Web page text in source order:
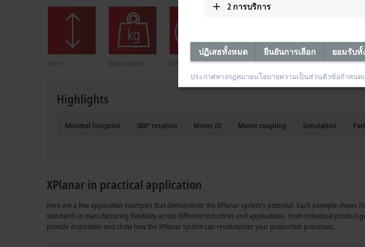
360° rotation Tilt 5° Lift 5 mm
Highlights
Minimal footprint 360° rotation Mover ID Mover coupling Simulation
XPlanar in practical application
Here are a few application examples that demonstrate the XPlanar system's potential. Each example
standards in manufacturing flexibility across different industries and applications. From individual product
provide inspiration and show how the XPlanar system can revolutionize your production processes.
2 การบริการ
ปฏิเสธทั้งหมด ยืนยันการเลือก ยอมรับทั้
ประกาศทางกฎหมายนโยบายความเป็นส่วนตัวข้อกำหนด